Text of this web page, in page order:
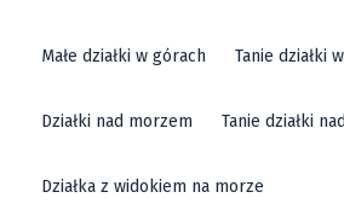
Małe działki w górach Tanie działki
Działki nad morzem Tanie działki
Działka z widokiem na morze